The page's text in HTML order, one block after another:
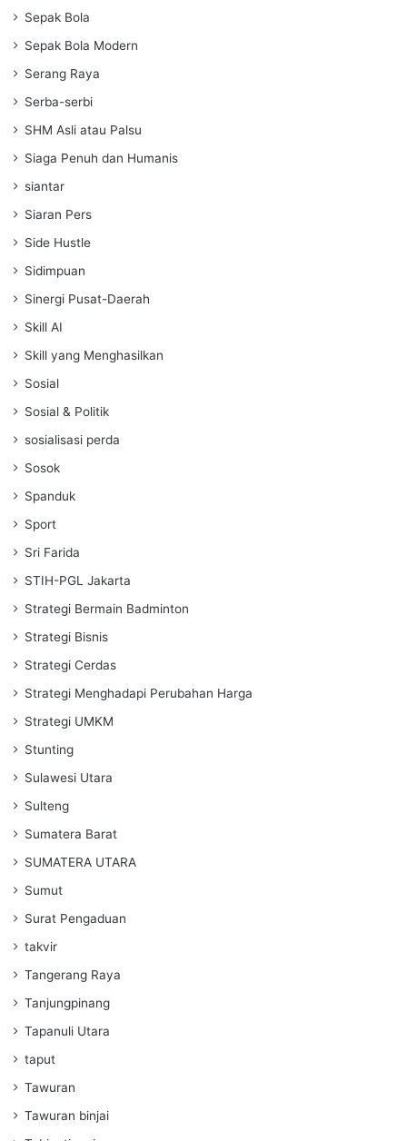
Sepak Bola
Sepak Bola Modern
Serang Raya
Serba-serbi
SHM Asli atau Palsu
Siaga Penuh dan Humanis
siantar
Siaran Pers
Side Hustle
Sidimpuan
Sinergi Pusat-Daerah
Skill AI
Skill yang Menghasilkan
Sosial
Sosial & Politik
sosialisasi perda
Sosok
Spanduk
Sport
Sri Farida
STIH-PGL Jakarta
Strategi Bermain Badminton
Strategi Bisnis
Strategi Cerdas
Strategi Menghadapi Perubahan Harga
Strategi UMKM
Stunting
Sulawesi Utara
Sulteng
Sumatera Barat
SUMATERA UTARA
Sumut
Surat Pengaduan
takvir
Tangerang Raya
Tanjungpinang
Tapanuli Utara
taput
Tawuran
Tawuran binjai